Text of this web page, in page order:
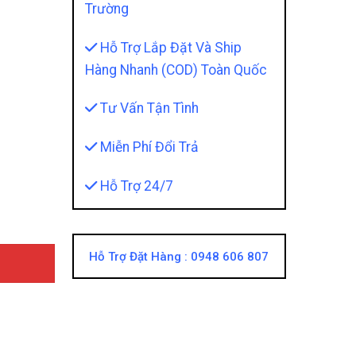
Loa MB QUART - Chất Âm Trong Trẻo Và Sống
Trường
Hỗ Trợ Lắp Đặt Và Ship
Hàng Nhanh (COD) Toàn Quốc
Tư Vấn Tận Tình
Miễn Phí Đổi Trả
Hỗ Trợ 24/7
Hỗ Trợ Đặt Hàng : 0948 606 807